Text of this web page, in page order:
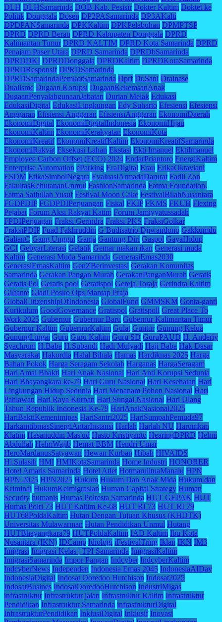
DLH DLHSamarinda DOB Kab. Pesisir Dokter Kaltim Doktet ke
Politik Donggala Dosen DP2PASamarinda DP3AKalti
DPDPANSamarinda DPKKaltim DPKPelabuhan DPMPTSP
DPRD DPRD Berau DPRD Kabupaten Donggala DPRD
Kalimantan Timur DPRD KALTIM DPRD Kota Samarinda DPRD
Penajam Paser Utara DPRD Samarinda DPRDbSamarinda
DPRDDKI DPRDDonggala DPRDKaltim DPRDKotaSamarinda
DPRDResponsif DPRDSamarinda
DPRDSamarindaPemkotSamarinda Dprf Dr.Sani Drainase
Dualisme Dugaan Korupsi DugaanKekerasanAnak
DugaanPenyalahgunaanJabatan Durian Melak Edukasi
EdukasiDigital EdukasiLingkungan Edy Suharto Efesiensi Efesiensi
Anggaran Efisiensi Anggaran EfisiensiAnggaran EkonomiDaerah
EkonomiDigital EkonomiDigitalIndonesia EkonomiHijau
EkonomiKaltim EkonomiKerakyatan EkonomiKota
EkonomiKreatif EkonomiKreatifKaltim EkonomiKreatifSamarinda
EkonomiRakyat Eksekusi Lahan Ekstasi Ekti Imanuel EktiImanuel
Employee Carbon Offset (ECO) 2024 EndarPriantoro EnergiKaltim
Enterprise Automation eParking EraDigital Erau ErikaOktaviani
ESDM EtikaSimbolNegara EvaluasiArmadaDarurat Fadli Zon
FakultasKehutananUnmul FashionSamarinda Fatma Foundation.
Fatma Saifullah Yusuf Festival Moon Cake FestivalBilahNusantara
FGDPDIP FGDPDIPerjuangan Fiskal FKIP FKMS FKUB Flexing
Pejabat Forum Aksi Rakyat Katim Forum Jamiyyatussadah
FPDIPerjuagan Fraksi Gerindra Fraksi PKS FraksiGolkar
FraksiPDIP Fuad Fakhruddin G Budisatrio Djiwandono Gakkumdu
GalianC Gang Unggul Ganja Gantung Diri Gaspol GayaHidup
GCI GebyarLiterasi Gelatik Gemar makan ikan Generasi muda
Kaltim Generasi Muda Samarinda GenerasiEmas2030
GenerasiEmasKaltim GenZBerinvestasi Gerakan Komunitas
Samarinda Gerakan Pangan Murah GerakanPanganMurah Geratis
Geratis Pol Geratis pool Geratispol Gereja Toraja Gerindra Kaltim
Gilfante Gladi Posko Ops Mantap Praja
GlobalCitizenshipOfIndonesia GlobalFund GMMSKM Gonta-ganti
Kurikulum GoodGovernance Gratispol Gratispoll Great Place To
Work 2025 Gubernur Gubernur Baru Gubernur Kalimantan Timur
Gubernur Kaltim GubernurKaltim Gulat Guntur Gunung Kelua
GunungLingai Guru Guru Kaltim Guru SD GuruPAUD H. Anderiy
Syachrum H.Baba H.Subandi Hadi Mulyadi Haji Baba Hak Dasar
Masyarakat Hakordia Halal Bihala Hamas Hardiknas 2025 Harga
Bahan Pokok Harga Seragam Sekolah Harganas HargaSeragam
Hari Amal Bhakti Hari Anak Nasional Hari Anti Korupsi Sedunia
Hari Bhayangkara ke-79 Hari Guru Nasional Hari Kesehatan Hari
Lingkungan Hidup Sedunia Hari Menanam Pohon Nasional Hari
Pahlawan Hari Raya Kurban Hari Sungai Nasional Hari Ulang
Tahun Republik Indonesia Ke-79 HariAnakNasional2025
HariBaktiKemenimipas HariSantri2025 HariSumpahPemuda97
HarkamtibmasSinergiAntarInstansi Harlah Harlah NU Harumkan
Klatim Hasanuddin Mas'ud Hasto Kristiyanto HearingDPRD Helmi
Abdullah HelmWajib Hemat BBM Hendri Umar
HeroMardanusSatyawan Hewan Kurban Hibah HIVAIDS
Hj.Sulasih HMI HMIKotaSamarinda Home Industri HONORER
Hotel Amaris Samarinda Hotel Atlet HotmarulituaManalu HPN
HPN 2025 HPN2025 Hukum Hukum Dan Anak Mida Hukum dan
Kriminal HukumKeimigrasian Human Capital Strategy Human
Security humanis Humas Polresta Samarinda HUT GEPAK HUT
Humas Polri 73 HUT Kaltim Ke-68 HUT RI 73 HUT RI 79
HUT68PoldaKaltim Hutan Dengan Tujuan Khusus (KHDTK)
Universitas Mulawarman Hutan Pendidikan Unmul Hutang
HUTBhayangkara79 HUTPoldaKaltim IAD Kaltim Ibu Kota
Nusantara (IKN) IDCamp Idiologi iFestivalTring Iklan IKN IM3
Imigrasi Imigrasi Kelas | TPI Samarinda ImigrasiKaltim
ImigrasiSamarinda Impor Pangan Indcyber IndcyberKaltim
IndcyberNews Independen Indonesia Emas 2045 IndonesiaAIDay
IndonesiaDigital Indosat Ooredoo Hutchison Indosat2025
IndosatBusines IndosatOoredooHutchison IndustriMigas
infrastruktur Infrastruktur jalan Infrastruktur Kaltim Infrastruktur
Pendidikan Infrastruktur Samarinda infrastrukturDigital
InfrastrukturPendidikan InklusiDigital Inklusif Inovasi